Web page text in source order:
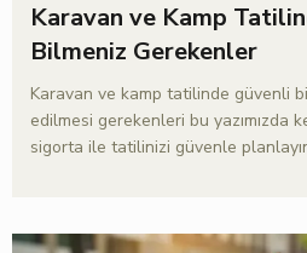
Karavan ve Kamp
Bilmeniz Gerekenler
Karavan ve kamp tatilinde güvenli
edilmesi gerekenleri bu yazımızda
sigorta ile tatilinizi güvenle